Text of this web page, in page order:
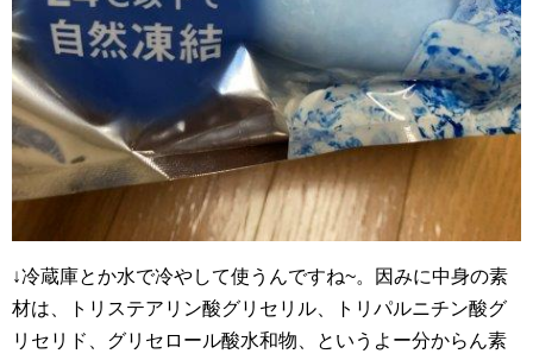
↓冷蔵庫とか水で冷やして使うんですね~。因みに中身の素
材は、トリステアリン酸グリセリル、トリパルニチン酸グ
リセリド、グリセロール酸水和物、というよー分からん素